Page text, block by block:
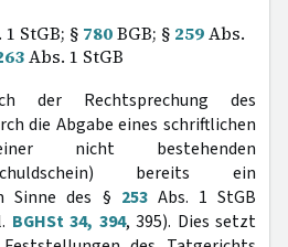
1 StGB; § 780BGB; § 259Abs.
Abs. 1 StGB
der Rechtsprechung des
die Abgabe eines schriftlichen
nicht bestehenden
bereits ein
Sinne des § 253Abs. 1 StGB
BGHSt 34, 394, 395). Dies setzt